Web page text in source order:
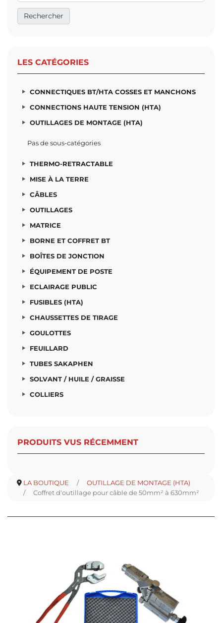
LES CATÉGORIES
CONNECTIQUES BT/HTA COSSES ET MANCHONS
CONNECTIONS HAUTE TENSION (HTA)
OUTILLAGES DE MONTAGE (HTA)
Pas de sous-catégories
THERMO-RETRACTABLE
MISE À LA TERRE
CÂBLES
OUTILLAGES
MATRICE
BORNE ET COFFRET BT
BOÎTES DE JONCTION
ÉQUIPEMENT DE POSTE
ECLAIRAGE PUBLIC
FUSIBLES (HTA)
CHAUSSETTES DE TIRAGE
GOULOTTES
FEUILLARD
TUBES SAKAPHEN
SOLVANT / HUILE / GRAISSE
COLLIERS
PRODUITS VUS RÉCEMMENT
LA BOUTIQUE
OUTILLAGE DE MONTAGE (HTA)
Coffret d'outillage pour câble de 50mm² à 630mm²